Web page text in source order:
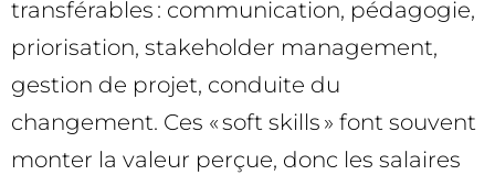
transférables : communication, pédagogie,
priorisation, stakeholder management,
gestion de projet, conduite du
changement. Ces « soft skills » font souvent
monter la valeur perçue, donc les salaires